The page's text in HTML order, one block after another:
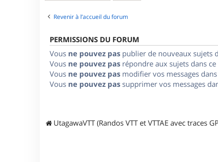
Revenir à l’accueil du forum
PERMISSIONS DU FORUM
Vous ne pouvez pas publier de nouveaux sujets
Vous ne pouvez pas répondre aux sujets dans
Vous ne pouvez pas modifier vos messages
Vous ne pouvez pas supprimer vos messages
UtagawaVTT (Randos VTT et VTTAE avec traces